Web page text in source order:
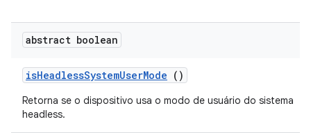
abstract boolean
isHeadlessSystemUserMode ()
Retorna se o dispositivo usa o modo de usuário do sistema
headless.